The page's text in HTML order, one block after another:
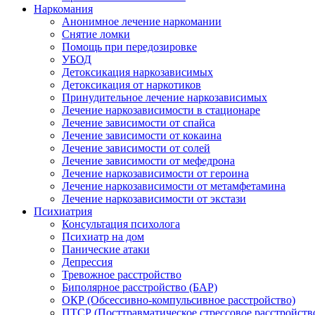
Наркомания
Анонимное лечение наркомании
Снятие ломки
Помощь при передозировке
УБОД
Детоксикация наркозависимых
Детоксикация от наркотиков
Принудительное лечение наркозависимых
Лечение наркозависимости в стационаре
Лечение зависимости от спайса
Лечение зависимости от кокаина
Лечение зависимости от солей
Лечение зависимости от мефедрона
Лечение наркозависимости от героина
Лечение наркозависимости от метамфетамина
Лечение наркозависимости от экстази
Психиатрия
Консультация психолога
Психиатр на дом
Панические атаки
Депрессия
Тревожное расстройство
Биполярное расстройство (БАР)
ОКР (Обсессивно-компульсивное расстройство)
ПТСР (Посттравматическое стрессовое